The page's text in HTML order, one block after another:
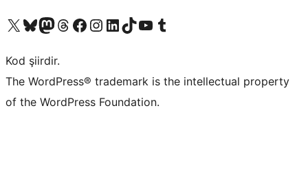
X (eski Twitter) hesabımıza bakın
Bluesky hesabımızı ziyaret edinMastodon hesabımızı ziyaret edinThreads hesabımızı ziyaret edinFacebook sayfamızı ziyaret edinInstagram hesabımızı ziyaret edinLinkedIn hesabımızı ziyaret edinTikTok hesabımızı ziyaret edinYouTube kanalımızı ziyaret edinTumblr hesabımızı ziyaret edin
Kod şiirdir.
The WordPress® trademark is the intellectual property
of the WordPress Foundation.